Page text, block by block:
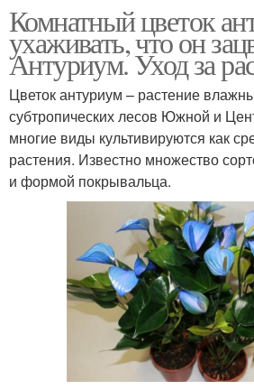
Комнатный цветок
ухаживать, что он
Антуриум. Уход за
Цветок антуриум – растение
субтропических лесов Южной и
многие виды культивируются как
растения. Известно множество
и формой покрывальца.